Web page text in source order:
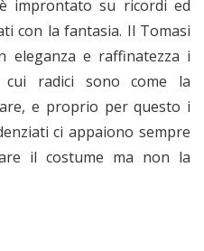
improntato su ricordi ed
con la fantasia. Il Tomasi
eleganza e raffinatezza i
radici sono come la
e proprio per questo i
ci appaiono sempre
re il costume ma non la